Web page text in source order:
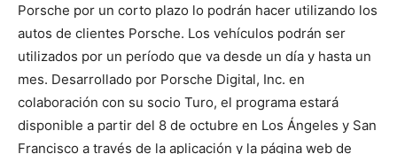
Porsche por un corto plazo lo podrán hacer utilizando los
autos de clientes Porsche. Los vehículos podrán ser
utilizados por un período que va desde un día y hasta un
mes. Desarrollado por Porsche Digital, Inc. en
colaboración con su socio Turo, el programa estará
disponible a partir del 8 de octubre en Los Ángeles y San
Francisco a través de la aplicación y la página web de